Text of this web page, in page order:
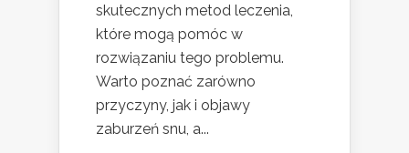
skutecznych metod leczenia,
które mogą pomóc w
rozwiązaniu tego problemu.
Warto poznać zarówno
przyczyny, jak i objawy
zaburzeń snu, a...